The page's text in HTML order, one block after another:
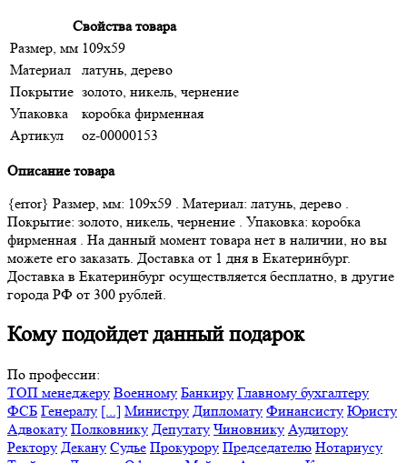
Свойства товара
Размер, мм 109х59
Материал
латунь, дерево
Покрытие золото, никель, чернение
Упаковка
коробка фирменная
Артикул
oz-00000153
Описание товара
{error} Размер, мм: 109х59 . Материал: латунь, дерево .
Покрытие: золото, никель, чернение . Упаковка: коробка
фирменная . На данный момент товара нет в наличии, но вы
можете его заказать. Доставка от 1 дня в Екатеринбург.
Доставка в Екатеринбург осуществляется бесплатно, в другие
города РФ от 300 рублей.
Кому подойдет данный подарок
По профессии:
ТОП менеджеру Военному Банкиру Главному бухгалтеру
ФСБ Генералу [...] Министру Дипломату Финансисту Юристу
Адвокату Полковнику Депутату Чиновнику Аудитору
Ректору Декану Судье Прокурору Председателю Нотариусу